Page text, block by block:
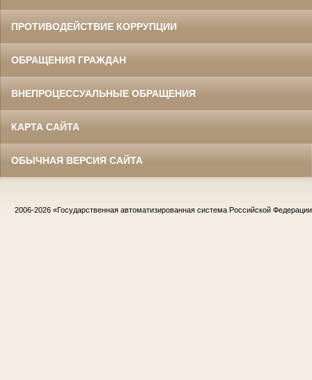
ПРОТИВОДЕЙСТВИЕ КОРРУПЦИИ
ОБРАЩЕНИЯ ГРАЖДАН
ВНЕПРОЦЕССУАЛЬНЫЕ ОБРАЩЕНИЯ
КАРТА САЙТА
ОБЫЧНАЯ ВЕРСИЯ САЙТА
2006-2026 «Государственная автоматизированная система Российской